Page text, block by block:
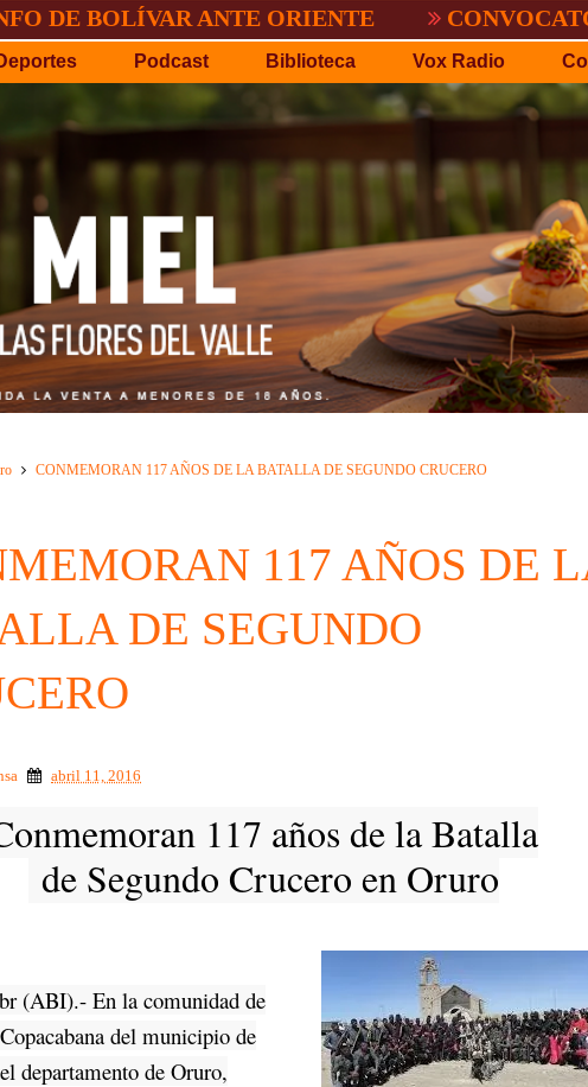
C.P.D.O. EL TIGRE NO PERDONO A
Podcast Biblioteca Vox Radio
CONMEMORAN 117 AÑOS DE LA BATALLA DE SEGUNDO CRUCERO
117 AÑOS DE
DE SEGUNDO
abril 11, 2016
117 años de la Batalla
de Segundo Crucero en Oruro
(ABI).- En la comunidad de
del municipio de
departamento de Oruro,